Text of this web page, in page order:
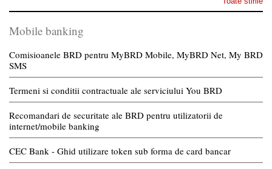
Mobile banking
Comisioanele BRD pentru MyBRD Mobile, MyBRD Net, My BRD
SMS
Termeni si conditii contractuale ale serviciului You BRD
Recomandari de securitate ale BRD pentru utilizatorii de
internet/mobile banking
CEC Bank - Ghid utilizare token sub forma de card bancar